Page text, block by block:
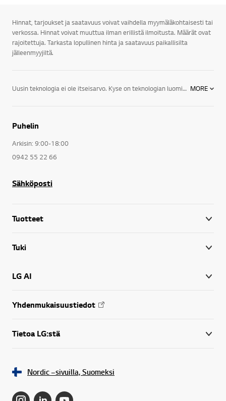
Hinnat, tarjoukset ja saatavuus voivat vaihdella myymäläkohtaisesti tai
verkossa. Hinnat voivat muuttua ilman erillistä ilmoitusta. Määrät ovat
rajoitettuja. Tarkasta lopullinen hinta ja saatavuus paikallisilta
jälleenmyyjiltä.
Uusin teknologia ei ole itseisarvo. Kyse on teknologian luomista kokemuksista. LG Suomi tarjoaa elektroniikkaa televisioista, kodinkoneista, mobiililaitteista ja lämpöpumpuista tietokonetarvikkeisiin ja liiketoimintaratkaisuihin. Näiden avulla voi nauttia elämästä ja olla aina valmiina elämäsi hienoimpiin hetkiin. Olemme sitoutuneet luomaan kuluttajan arkea helpottavaa, alan viimeisintä teknologiaa. LG:n laitteet ovat intuitiivisia ja energiatehokkaita. Yksinkertaisesti: Life’s Good! MORE
Puhelin
Arkisin: 9:00-18:00
0942 55 22 66
Sähköposti
Tuotteet
Tuki
LG AI
Yhdenmukaisuustiedot
Tietoa LG:stä
Nordic –sivuilla, Suomeksi